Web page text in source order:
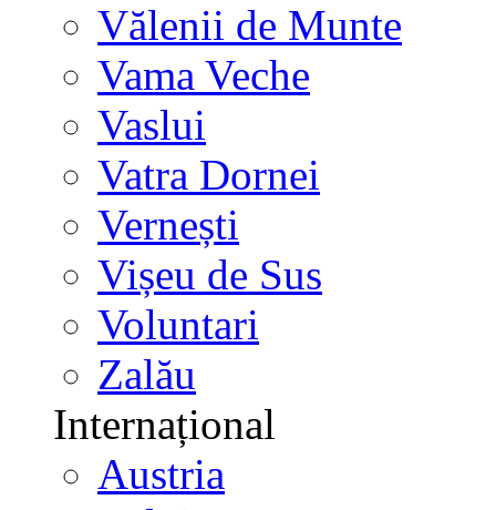
Vălenii de Munte
Vama Veche
Vaslui
Vatra Dornei
Vernești
Vișeu de Sus
Voluntari
Zalău
Internațional
Austria